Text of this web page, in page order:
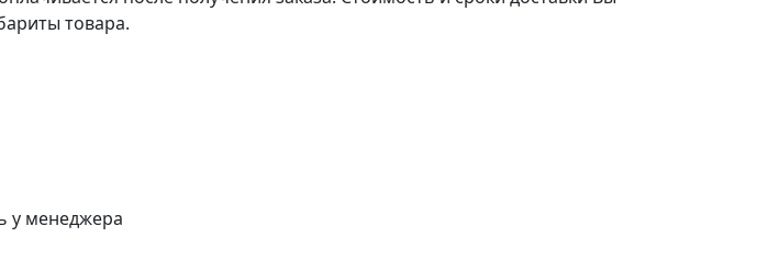
товара.
у менеджера